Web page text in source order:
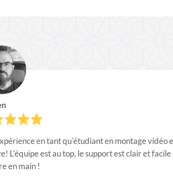
en tant qu'étudiant en montage vidéo
L'équipe est au top, le support est clair et facile
en main !